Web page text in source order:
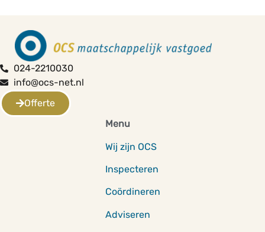
024-2210030
info@ocs-net.nl
Offerte
Menu
Wij zijn OCS
Inspecteren
Coördineren
Adviseren